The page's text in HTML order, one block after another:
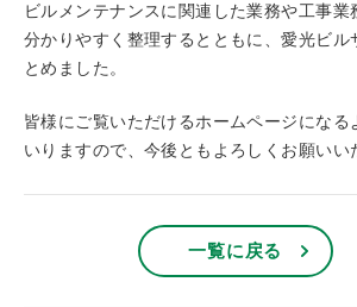
ビルメンテナンスに関連した業務や工事業
分かりやすく整理するとともに、愛光ビル
とめました。
皆様にご覧いただけるホームページになる
いりますので、今後ともよろしくお願いい
一覧に戻る